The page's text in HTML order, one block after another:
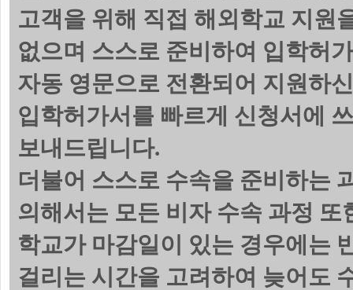
고객을 위해 직접 해외학교 지원
없으며 스스로 준비하여 입학허
자동 영문으로 전환되어 지원하
입학허가서를 빠르게 신청서에
보내드립니다.
더불어 스스로 수속을 준비하는
의해서는 모든 비자 수속 과정
학교가 마감일이 있는 경우에는
걸리는 시간을 고려하여 늦어도